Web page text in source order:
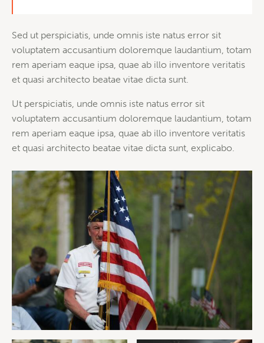
Sed ut perspiciatis, unde omnis iste natus error sit
voluptatem accusantium doloremque laudantium, totam
rem aperiam eaque ipsa, quae ab illo inventore veritatis
et quasi architecto beatae vitae dicta sunt.
Ut perspiciatis, unde omnis iste natus error sit
voluptatem accusantium doloremque laudantium, totam
rem aperiam eaque ipsa, quae ab illo inventore veritatis
et quasi architecto beatae vitae dicta sunt, explicabo.